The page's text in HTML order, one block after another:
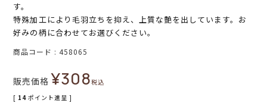
す。
特殊加工により毛羽立ちを抑え、上質な艶を出しています。お
好みの柄に合わせてお選びください。
商品コード 458065
販売価格 ¥308税込
[ 14 ポイント進呈 ]